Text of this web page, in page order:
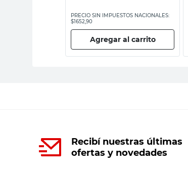
PRECIO SIN IMPUESTOS NACIONALES:
$1652,90
Agregar al carrito
Recibí nuestras últimas
ofertas y novedades